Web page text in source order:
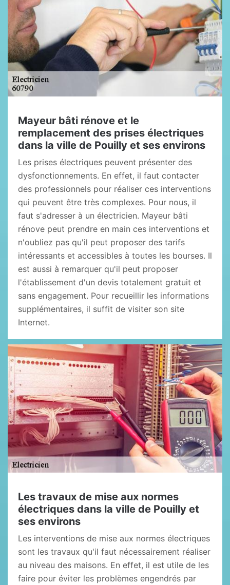
Mayeur bâti rénove et le
remplacement des prises électriques
dans la ville de Pouilly et ses environs
Les prises électriques peuvent présenter des
dysfonctionnements. En effet, il faut contacter
des professionnels pour réaliser ces interventions
qui peuvent être très complexes. Pour nous, il
faut s'adresser à un électricien. Mayeur bâti
rénove peut prendre en main ces interventions et
n'oubliez pas qu'il peut proposer des tarifs
intéressants et accessibles à toutes les bourses. Il
est aussi à remarquer qu'il peut proposer
l'établissement d'un devis totalement gratuit et
sans engagement. Pour recueillir les informations
supplémentaires, il suffit de visiter son site
Internet.
Les travaux de mise aux normes
électriques dans la ville de Pouilly et
ses environs
Les interventions de mise aux normes électriques
sont les travaux qu'il faut nécessairement réaliser
au niveau des maisons. En effet, il est utile de les
faire pour éviter les problèmes engendrés par